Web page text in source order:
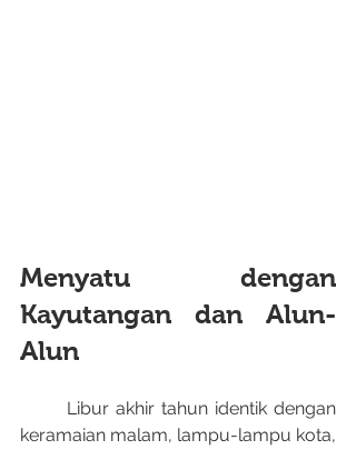
Menyatu dengan
Kayutangan dan Alun-
Alun
keramaian malam, lampu-lampu kota,